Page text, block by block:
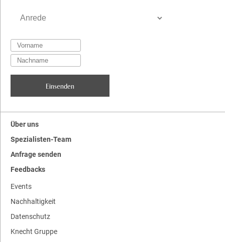
Über uns
Spezialisten-Team
Anfrage senden
Feedbacks
Events
Nachhaltigkeit
Datenschutz
Knecht Gruppe